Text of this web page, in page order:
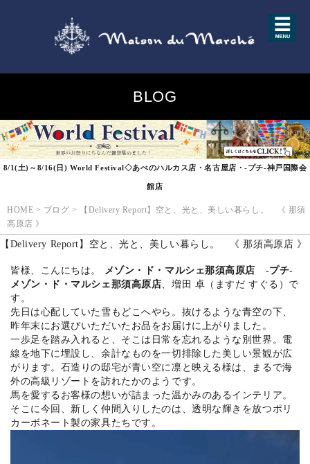
BLOG
8/1(土)～8/16(日) World Festival◇あべのハルカス店・名古屋店・-プチ-神戸国際会
館店
HOME > ブログ >
【Delivery Report】空と、光と、美しい暮らし。 《 那須
高原店 》
【Delivery Report】空と、光と、美しい暮らし。 《 那須高原店 》
皆様、こんにちは。
メゾン・ド・マルシェ那須高原店 -プチ-
メゾン・ド・マルシェ那須高原店 、増田 卓（ますだ すぐる）で
す。
先日は心配していた雪もどこへやら。抜けるような青空の下、
昨年末にお選びいただいたお品をお届けに上がりました。
一歩足を踏み入れると、そこは日常を忘れるような別世界。電
線を地下に埋設し、余計なものを一切排除した美しい景観が広
がります。石造りの邸宅が青い空に凛と映える様は、まるで海
外の高級リゾートを訪れたかのようです。
馬を愛するお客様の想いが詰まった温かみのあるインテリア。
そこに今回、新しく仲間入りしたのは、透明な輝きを放つポリ
カーボネート製の家具たちです。